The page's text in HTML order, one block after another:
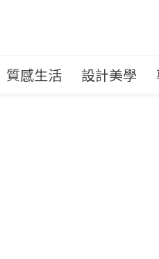
質感生活 設計美學